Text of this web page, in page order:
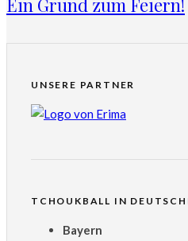
Ein Grund zum Feiern!
UNSERE PARTNER
TCHOUKBALL IN
Bayern